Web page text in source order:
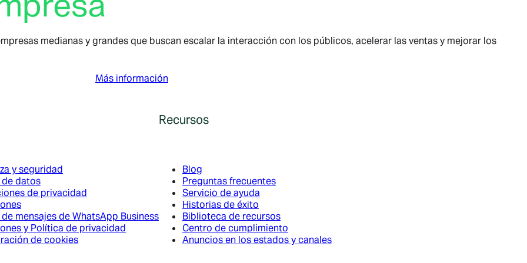
medianas y grandes que buscan escalar la interacción con los públicos, acelerar las ventas y mejorar los
Más información
y seguridad
datos
de privacidad
mensajes de WhatsApp Business
y Política de privacidad
de cookies
Recursos
Blog
Preguntas frecuentes
Servicio de ayuda
Historias de éxito
Biblioteca de recursos
Centro de cumplimiento
Anuncios en los estados y canales